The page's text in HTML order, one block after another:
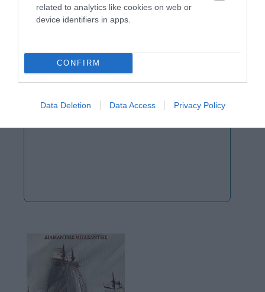
related to analytics like cookies on web or
device identifiers in apps.
CONFIRM
Data Deletion Data Access Privacy Policy